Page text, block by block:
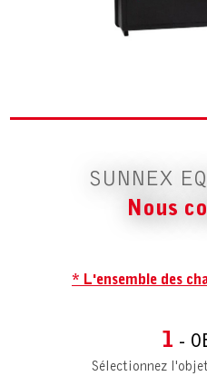
SUNNEX
Nous
* L'ensemble des
1 -
Sélectionnez